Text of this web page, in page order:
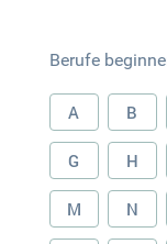
Berufe
A B
G H
M N